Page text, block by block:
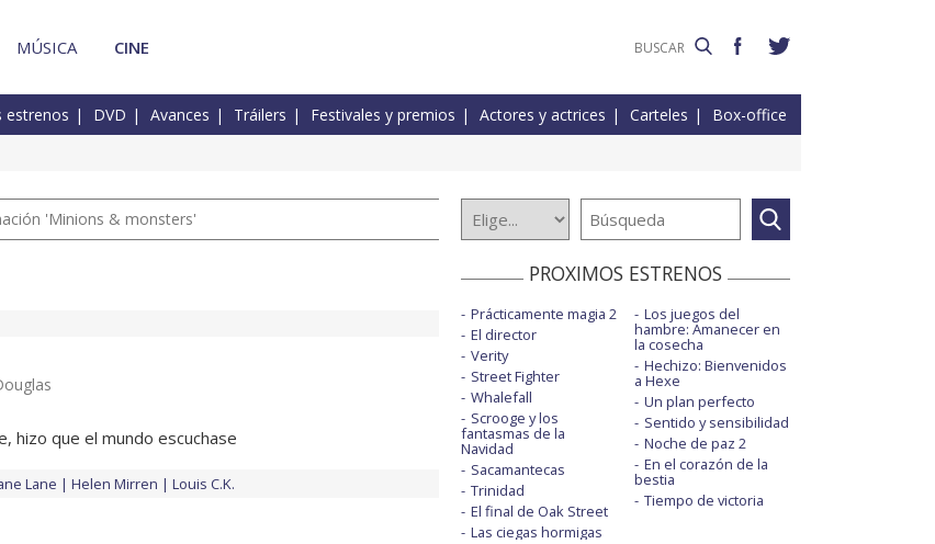
MÚSICA CINE
estrenos DVD Avances Tráilers Festivales y premios Actores y actrices Carteles Box-office
'Minions & monsters'
hizo que el mundo escuchase
Lane Helen Mirren Louis C.K.
PROXIMOS ESTRENOS
Prácticamente magia 2
El director
Verity
Street Fighter
Whalefall
Scrooge y los
fantasmas de la
Navidad
Sacamantecas
Trinidad
El final de Oak Street
Las ciegas hormigas
Los juegos del
hambre: Amanecer en
la cosecha
Hechizo: Bienvenidos
a Hexe
Un plan perfecto
Sentido y sensibilidad
Noche de paz 2
En el corazón de la
bestia
Tiempo de victoria